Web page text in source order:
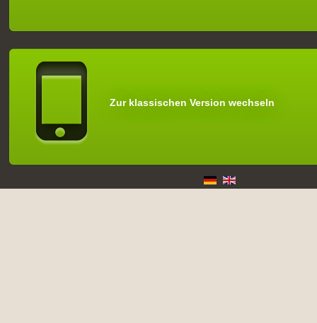
Zur klassischen Version wechseln